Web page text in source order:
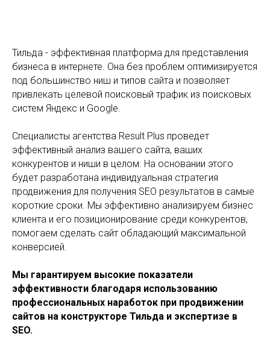
Тильда - эффективная платформа для представления
бизнеса в интернете. Она без проблем оптимизируется
под большинство ниш и типов сайта и позволяет
привлекать целевой поисковый трафик из поисковых
систем Яндекс и Google.
Специалисты агентства Result Plus проведет
эффективный анализ вашего сайта, ваших
конкурентов и ниши в целом. На основании этого
будет разработана индивидуальная стратегия
продвижения для получения SEO результатов в самые
короткие сроки. Мы эффективно анализируем бизнес
клиента и его позиционирование среди конкурентов,
помогаем сделать сайт обладающий максимальной
конверсией.
Мы гарантируем высокие показатели
эффективности благодаря использованию
профессиональных наработок при продвижении
сайтов на конструкторе Тильда и экспертизе в
SEO.